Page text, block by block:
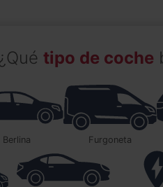
tipo de coche
berlina furgoneta